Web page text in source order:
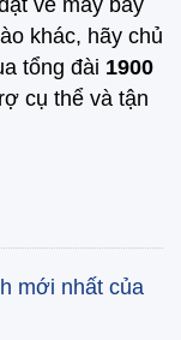
khác, hãy chủ
tổng đài 1900
cụ thể và tận
mới nhất của